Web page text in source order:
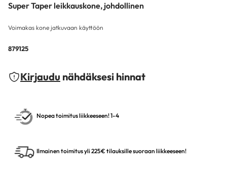
Super Taper leikkauskone, johdollinen
Voimakas kone jatkuvaan käyttöön
879125
Kirjaudu nähdäksesi hinnat
Nopea toimitus liikkeeseen! 1-4
Ilmainen toimitus yli 225€ tilauksille suoraan liikkeeseen!